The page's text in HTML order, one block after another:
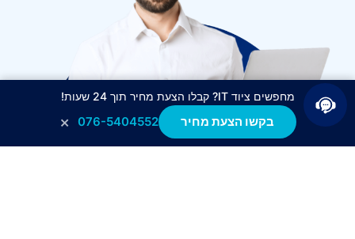
מחפשים ציוד IT? קבלו הצעת מחיר תוך 24 שעות!
בקשו הצעת מחיר 076-5404552
×